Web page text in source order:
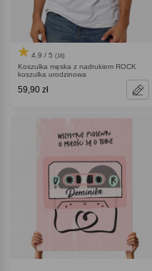
4.9 / 5 (16)
Koszulka męska z nadrukiem ROCK
koszulka urodzinowa
59,90 zł